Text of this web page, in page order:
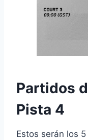
Partidos
Pista 4
Estos serán los